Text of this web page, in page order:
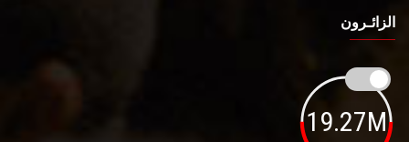
الزائـرون
19.27M